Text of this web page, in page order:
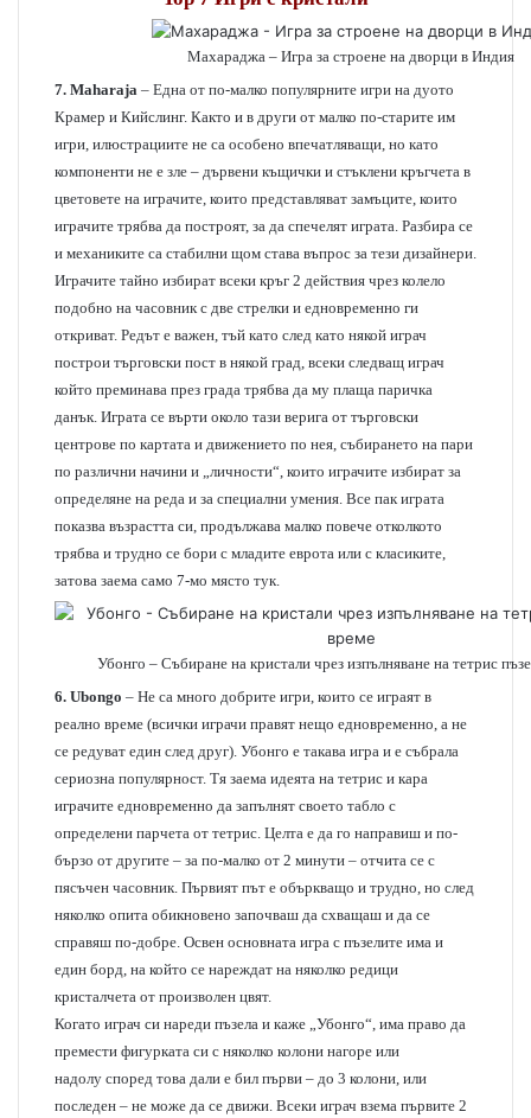
Махараджа – Игра за строене на дворци в Индия
7. Maharaja – Една от по-малко популярните игри на дуото
Крамер и Кийслинг. Както и в други от малко по-старите им
игри, илюстрациите не са особено впечатляващи, но като
компоненти не е зле – дървени къщички и стъклени кръгчета в
цветовете на играчите, които представляват замъците, които
играчите трябва да построят, за да спечелят играта. Разбира се
и механиките са стабилни щом става въпрос за тези дизайнери.
Играчите тайно избират всеки кръг 2 действия чрез колело
подобно на часовник с две стрелки и едновременно ги
откриват. Редът е важен, тъй като след като някой играч
построи търговски пост в някой град, всеки следващ играч
който преминава през града трябва да му плаща паричка
данък. Играта се върти около тази верига от търговски
центрове по картата и движението по нея, събирането на пари
по различни начини и „личности“, които играчите избират за
определяне на реда и за специални умения. Все пак играта
показва възрастта си, продължава малко повече отколкото
трябва и трудно се бори с младите еврота или с класиките,
затова заема само 7-мо място тук.
Убонго – Събиране на кристали чрез изпълняване на тетрис
6. Ubongo – Не са много добрите игри, които се играят в
реално време (всички играчи правят нещо едновременно, а не
се редуват един след друг). Убонго е такава игра и е събрала
сериозна популярност. Тя заема идеята на тетрис и кара
играчите едновременно да запълнят своето табло с
определени парчета от тетрис. Целта е да го направиш и по-
бързо от другите – за по-малко от 2 минути – отчита се с
пясъчен часовник. Първият път е объркващо и трудно, но след
няколко опита обикновено започваш да схващаш и да се
справяш по-добре. Освен основната игра с пъзелите има и
един борд, на който се нареждат на няколко редици
кристалчета от произволен цвят.
Когато играч си нареди пъзела и каже „Убонго“, има право да
премести фигурката си с няколко колони нагоре или
надолу според това дали е бил първи – до 3 колони, или
последен – не може да се движи. Всеки играч взема първите 2